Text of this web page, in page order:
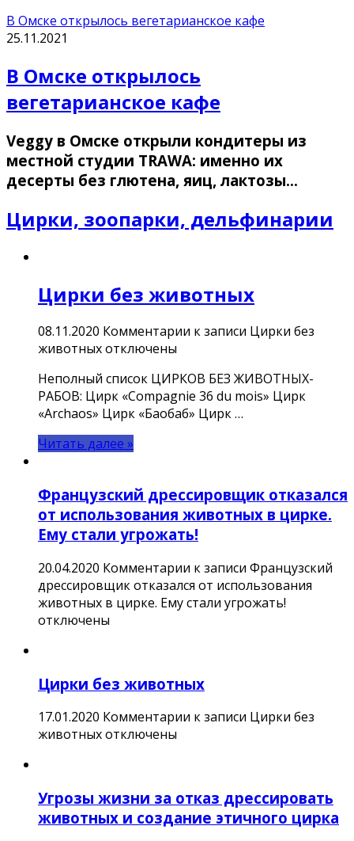
В Омске открылось вегетарианское кафе
25.11.2021
В Омске открылось
вегетарианское кафе
Veggy в Омске открыли кондитеры из
местной студии TRAWA: именно их
десерты без глютена, яиц, лактозы…
Цирки, зоопарки, дельфинарии
Цирки без животных
08.11.2020 Комментарии к записи Цирки без
животныхотключены
Неполный список ЦИРКОВ БЕЗ ЖИВОТНЫХ-
РАБОВ: Цирк «Compagnie 36 du mois» Цирк
«Archaos» Цирк «Баобаб» Цирк …
Читать далее »
Французский дрессировщик отказался
от использования животных в цирке.
Ему стали угрожать!
20.04.2020 Комментарии к записи Французский
дрессировщик отказался от использования
животных в цирке. Ему стали угрожать!
отключены
Цирки без животных
17.01.2020 Комментарии к записи Цирки без
животныхотключены
Угрозы жизни за отказ дрессировать
животных и создание этичного цирка